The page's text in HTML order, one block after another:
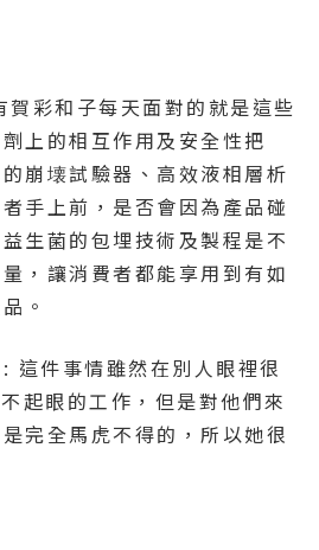
彩和子每天面對的就是這些
上的相互作用及安全性把
崩壊試驗器、高效液相層析
手上前，是否會因為產品碰
生菌的包埋技術及製程是不
，讓消費者都能享用到有如
。
這件事情雖然在別人眼裡很
起眼的工作，但是對他們來
完全馬虎不得的，所以她很